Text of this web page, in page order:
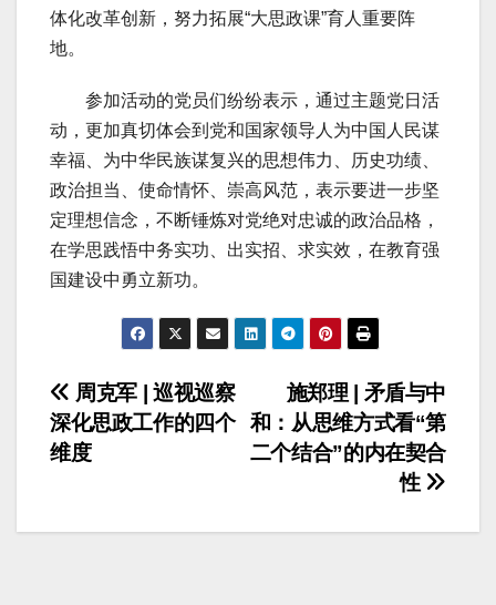
体化改革创新，努力拓展“大思政课”育人重要阵
地。
参加活动的党员们纷纷表示，通过主题党日活
动，更加真切体会到党和国家领导人为中国人民谋
幸福、为中华民族谋复兴的思想伟力、历史功绩、
政治担当、使命情怀、崇高风范，表示要进一步坚
定理想信念，不断锤炼对党绝对忠诚的政治品格，
在学思践悟中务实功、出实招、求实效，在教育强
国建设中勇立新功。
文
章
航
施郑理 | 矛盾与中
和：从思维方式看“第
二个结合”的内在契合
性
周克军 | 巡视巡察
深化思政工作的四个
维度